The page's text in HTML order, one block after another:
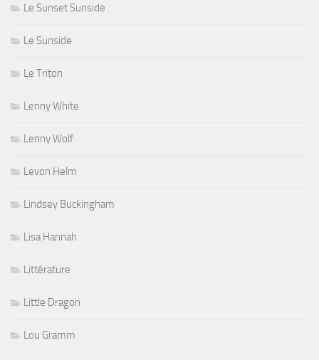
Le Sunset Sunside
Le Sunside
Le Triton
Lenny White
Lenny Wolf
Levon Helm
Lindsey Buckingham
Lisa Hannah
Littérature
Little Dragon
Lou Gramm